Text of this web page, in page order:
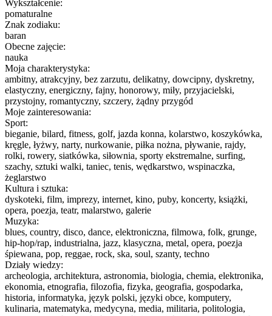
Wykształcenie:
pomaturalne
Znak zodiaku:
baran
Obecne zajęcie:
nauka
Moja charakterystyka:
ambitny, atrakcyjny, bez zarzutu, delikatny, dowcipny, dyskretny,
elastyczny, energiczny, fajny, honorowy, miły, przyjacielski,
przystojny, romantyczny, szczery, żądny przygód
Moje zainteresowania:
Sport:
bieganie, bilard, fitness, golf, jazda konna, kolarstwo, koszykówka,
kręgle, łyżwy, narty, nurkowanie, piłka nożna, pływanie, rajdy,
rolki, rowery, siatkówka, siłownia, sporty ekstremalne, surfing,
szachy, sztuki walki, taniec, tenis, wędkarstwo, wspinaczka,
żeglarstwo
Kultura i sztuka:
dyskoteki, film, imprezy, internet, kino, puby, koncerty, książki,
opera, poezja, teatr, malarstwo, galerie
Muzyka:
blues, country, disco, dance, elektroniczna, filmowa, folk, grunge,
hip-hop/rap, industrialna, jazz, klasyczna, metal, opera, poezja
śpiewana, pop, reggae, rock, ska, soul, szanty, techno
Działy wiedzy:
archeologia, architektura, astronomia, biologia, chemia, elektronika,
ekonomia, etnografia, filozofia, fizyka, geografia, gospodarka,
historia, informatyka, język polski, języki obce, komputery,
kulinaria, matematyka, medycyna, media, militaria, politologia,